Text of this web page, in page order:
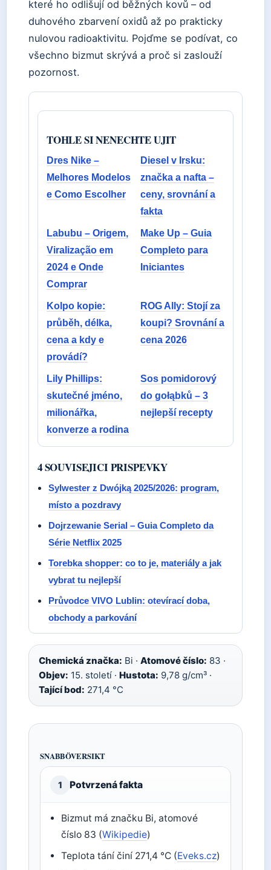
které ho odlišují od běžných kovů – od
duhového zbarvení oxidů až po prakticky
nulovou radioaktivitu. Pojďme se podívat, co
všechno bizmut skrývá a proč si zaslouží
pozornost.
TOHLE SI NENECHTE UJIT
Dres Nike –
Melhores Modelos
e Como Escolher
Diesel v Irsku:
značka a nafta –
ceny, srovnání a
fakta
Labubu – Origem,
Viralização em
2024 e Onde
Comprar
Make Up – Guia
Completo para
Iniciantes
Kolpo kopie:
průběh, délka,
cena a kdy e
provádí?
ROG Ally: Stojí za
koupi? Srovnání a
cena 2026
Lily Phillips:
skutečné jméno,
milionářka,
konverze a rodina
Sos pomidorový
do gołąbků – 3
nejlepší recepty
4 SOUVISEJICI PRISPEVKY
Sylwester z Dwójką 2025/2026: program,
místo a pozdravy
Dojrzewanie Serial – Guia Completo da
Série Netflix 2025
Torebka shopper: co to je, materiály a jak
vybrat tu nejlepší
Průvodce VIVO Lublin: otevírací doba,
obchody a parkování
Chemická značka: Bi · Atomové číslo: 83 ·
Objev: 15. století · Hustota: 9,78 g/cm³ ·
Tající bod: 271,4 °C
SNABBÖVERSIKT
1 Potvrzená fakta
Bizmut má značku Bi, atomové
číslo 83 (Wikipedie)
Teplota tání činí 271,4 °C (Eveks.cz)